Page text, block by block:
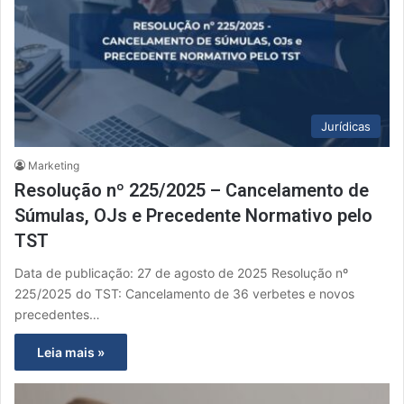
Jurídicas
Marketing
Resolução nº 225/2025 – Cancelamento de
Súmulas, OJs e Precedente Normativo pelo
TST
Data de publicação: 27 de agosto de 2025 Resolução nº
225/2025 do TST: Cancelamento de 36 verbetes e novos
precedentes…
Leia mais »